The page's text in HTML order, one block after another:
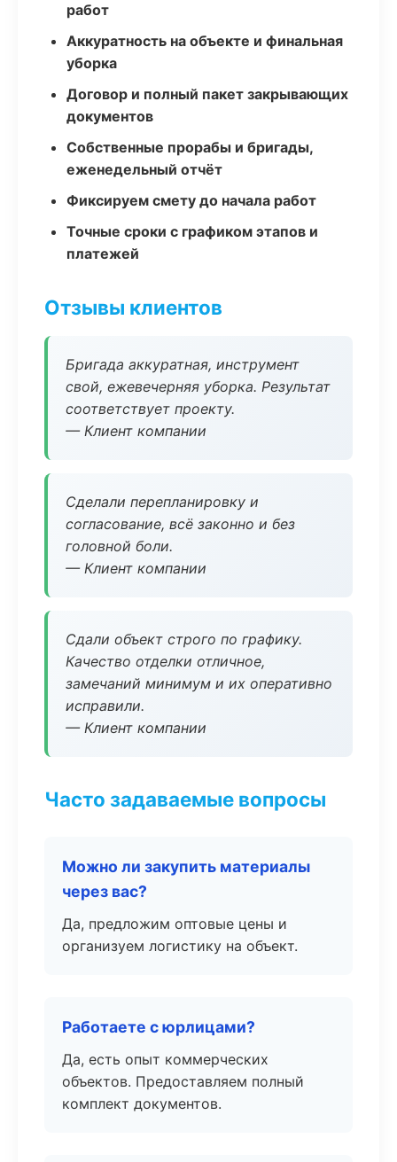
работ
Аккуратность на объекте и финальная
уборка
Договор и полный пакет закрывающих
документов
Собственные прорабы и бригады,
еженедельный отчёт
Фиксируем смету до начала работ
Точные сроки с графиком этапов и
платежей
Отзывы клиентов
Бригада аккуратная, инструмент
свой, ежевечерняя уборка. Результат
соответствует проекту.
— Клиент компании
Сделали перепланировку и
согласование, всё законно и без
головной боли.
— Клиент компании
Сдали объект строго по графику.
Качество отделки отличное,
замечаний минимум и их оперативно
исправили.
— Клиент компании
Часто задаваемые вопросы
Можно ли закупить материалы
через вас?
Да, предложим оптовые цены и
организуем логистику на объект.
Работаете с юрлицами?
Да, есть опыт коммерческих
объектов. Предоставляем полный
комплект документов.